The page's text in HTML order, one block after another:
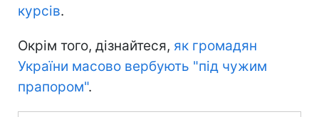
курсів.
Окрім того, дізнайтеся, як громадян
України масово вербують "під чужим
прапором".